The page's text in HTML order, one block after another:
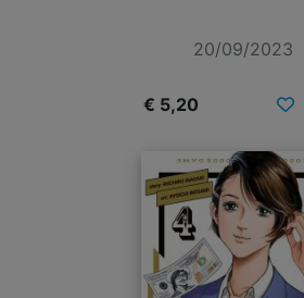
20/09/2023
€ 5,20